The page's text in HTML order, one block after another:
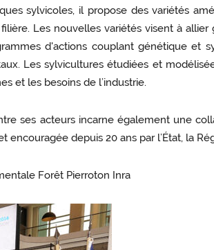
sylvicoles, il propose des variétés
Les nouvelles variétés visent à
d'actions couplant génétique et
Les sylvicultures étudiées et
et les besoins de l’industrie.
ses acteurs incarne également une
depuis 20 ans par l’État, la
Forêt Pierroton Inra